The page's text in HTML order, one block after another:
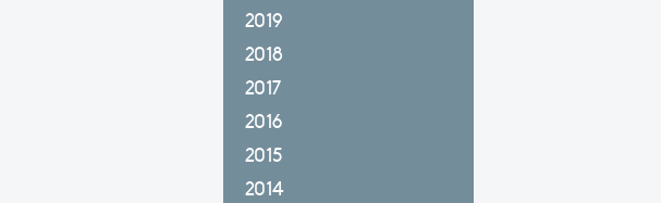
2019
2018
2017
2016
2015
2014